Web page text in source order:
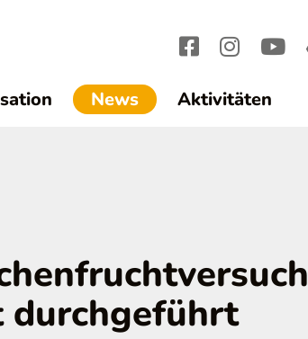
News(current)1
Aktivitäten
durchgeführt